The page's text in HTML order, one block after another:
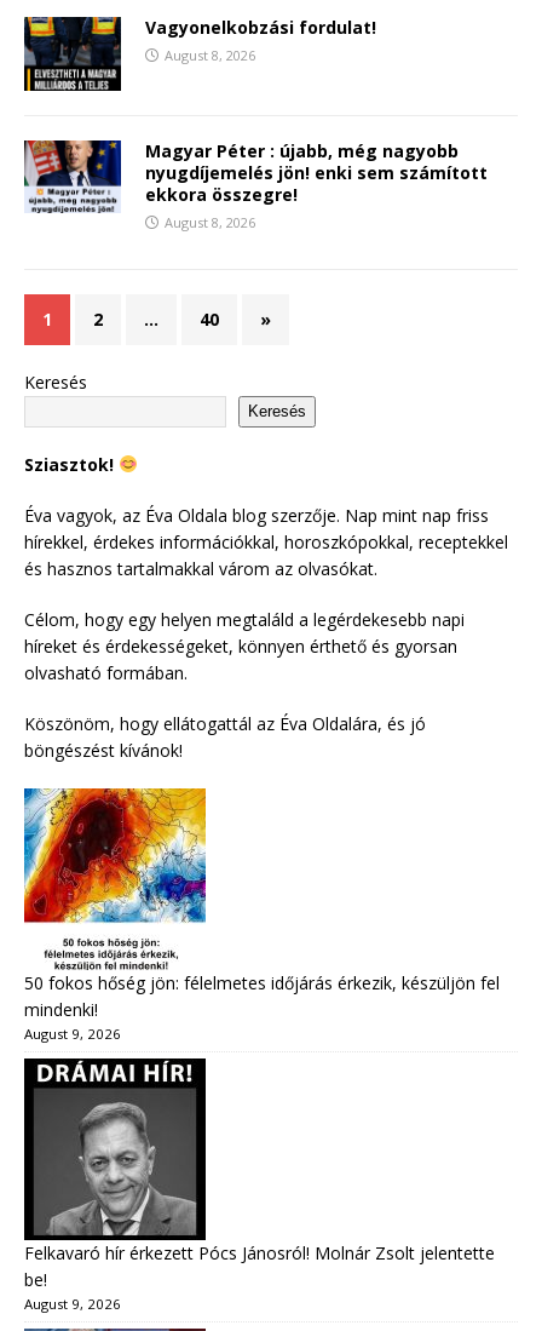
Vagyonelkobzási fordulat!
August 8, 2026
Magyar Péter : újabb, még nagyobb
nyugdíjemelés jön! enki sem számított
ekkora összegre!
August 8, 2026
1 2 … 40 »
Keresés
Keresés
Sziasztok!
Éva vagyok, az Éva Oldala blog szerzője. Nap mint nap friss
hírekkel, érdekes információkkal, horoszkópokkal, receptekkel
és hasznos tartalmakkal várom az olvasókat.
Célom, hogy egy helyen megtaláld a legérdekesebb napi
híreket és érdekességeket, könnyen érthető és gyorsan
olvasható formában.
Köszönöm, hogy ellátogattál az Éva Oldalára, és jó
böngészést kívánok!
50 fokos hőség jön: félelmetes időjárás érkezik, készüljön fel
mindenki!
August 9, 2026
Felkavaró hír érkezett Pócs Jánosról! Molnár Zsolt jelentette
be!
August 9, 2026